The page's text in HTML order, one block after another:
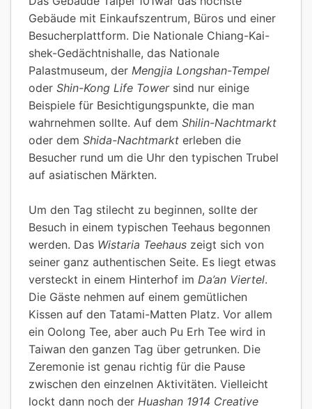
Gebäude mit Einkaufszentrum, Büros und einer
Besucherplattform. Die Nationale Chiang-Kai-
shek-Gedächtnishalle, das Nationale
Palastmuseum, der Mengjia Longshan-Tempel
oder Shin-Kong Life Towersind nur einige
Beispiele für Besichtigungspunkte, die man
wahrnehmen sollte. Auf dem Shilin-Nachtmarkt
oder dem Shida-Nachtmarkt erleben die
Besucher rund um die Uhr den typischen Trubel
auf asiatischen Märkten.
Um den Tag stilecht zu beginnen, sollte der
Besuch in einem typischen Teehaus begonnen
werden. Das Wistaria Teehaus zeigt sich von
seiner ganz authentischen Seite. Es liegt etwas
versteckt in einem Hinterhof im Da’an Viertel.
Die Gäste nehmen auf einem gemütlichen
Kissen auf den Tatami-Matten Platz. Vor allem
ein Oolong Tee, aber auch Pu Erh Tee wird in
Taiwan den ganzen Tag über getrunken. Die
Zeremonie ist genau richtig für die Pause
zwischen den einzelnen Aktivitäten. Vielleicht
lockt dann noch der Huashan 1914 Creative